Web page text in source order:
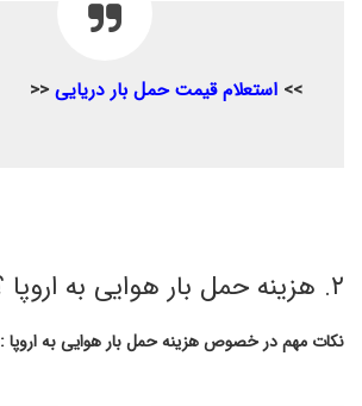
>> استعلام قیمت حمل بار دریایی <<
۲. هزینه حمل بار هوایی به اروپا ؟
نکات مهم در خصوص هزینه حمل بار هوایی به اروپا :